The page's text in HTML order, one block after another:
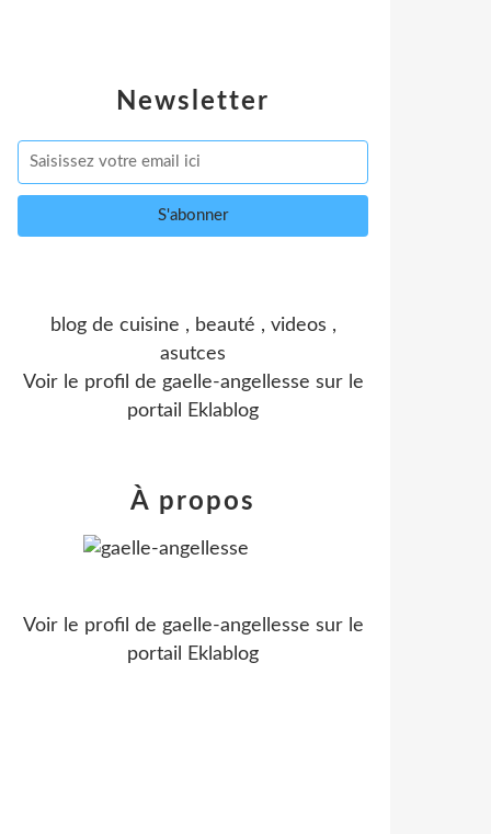
Newsletter
blog de cuisine , beauté , videos ,
asutces
Voir le profil de gaelle-angellesse sur le
portail Eklablog
À propos
Voir le profil de gaelle-angellesse sur le
portail Eklablog